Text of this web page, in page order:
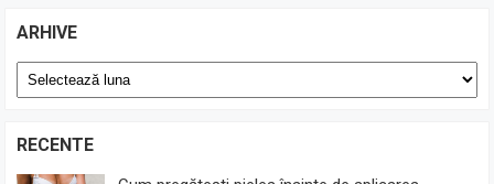
ARHIVE
Arhive
RECENTE